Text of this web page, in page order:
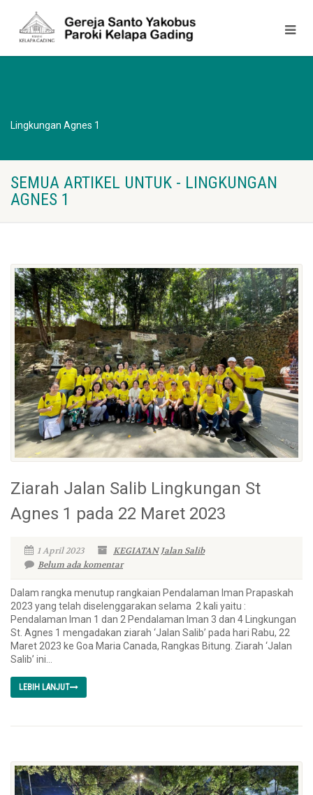
Lingkungan Agnes 1
SEMUA ARTIKEL UNTUK - LINGKUNGAN
AGNES 1
Ziarah Jalan Salib Lingkungan St
Agnes 1 pada 22 Maret 2023
1 April 2023 KEGIATAN Jalan Salib
Belum ada komentar
Dalam rangka menutup rangkaian Pendalaman Iman Prapaskah
2023 yang telah diselenggarakan selama 2 kali yaitu :
Pendalaman Iman 1 dan 2 Pendalaman Iman 3 dan 4 Lingkungan
St. Agnes 1 mengadakan ziarah ‘Jalan Salib’ pada hari Rabu, 22
Maret 2023 ke Goa Maria Canada, Rangkas Bitung. Ziarah ‘Jalan
Salib’ ini...
LEBIH LANJUT